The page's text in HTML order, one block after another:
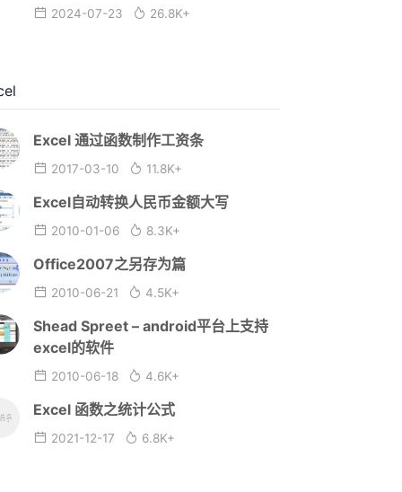
2024-07-23 26.8K+
Excel 通过函数制作工资条
2017-03-10 11.8K+
Excel自动转换人民币金额大写
2010-01-06 8.3K+
Office2007之另存为篇
2010-06-21 4.5K+
Shead Spreet – android平台上支持
excel的软件
2010-06-18 4.6K+
Excel 函数之统计公式
2021-12-17 6.8K+